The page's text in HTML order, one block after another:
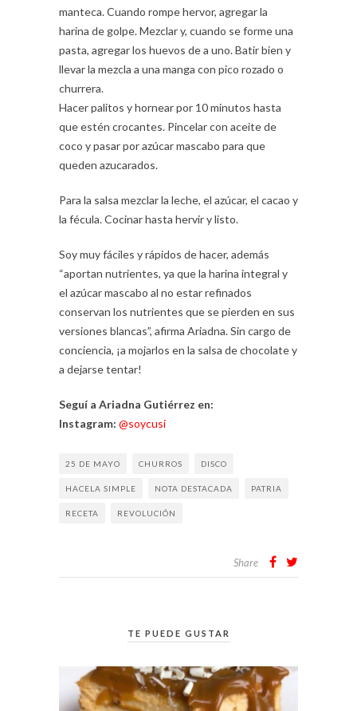
manteca. Cuando rompe hervor, agregar la
harina de golpe. Mezclar y, cuando se forme una
pasta, agregar los huevos de a uno. Batir bien y
llevar la mezcla a una manga con pico rozado o
churrera.
Hacer palitos y hornear por 10 minutos hasta
que estén crocantes. Pincelar con aceite de
coco y pasar por azúcar mascabo para que
queden azucarados.
Para la salsa mezclar la leche, el azúcar, el cacao y
la fécula. Cocinar hasta hervir y listo.
Soy muy fáciles y rápidos de hacer, además
“aportan nutrientes, ya que la harina integral y
el azúcar mascabo al no estar refinados
conservan los nutrientes que se pierden en sus
versiones blancas”, afirma Ariadna. Sin cargo de
conciencia, ¡a mojarlos en la salsa de chocolate y
a dejarse tentar!
Seguí a Ariadna Gutiérrez en:
Instagram: @soycusi
25 DE MAYO CHURROS DISCO
HACELA SIMPLE NOTA DESTACADA PATRIA
RECETA REVOLUCIÓN
Share
TE PUEDE GUSTAR